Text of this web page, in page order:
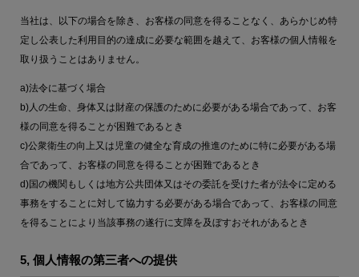
当社は、以下の場合を除き、お客様の同意を得ることなく、あらかじめ特
定し公表した利用目的の達成に必要な範囲を越えて、お客様の個人情報を
取り扱うことはありません。
a)法令に基づく場合
b)人の生命、身体又は財産の保護のために必要がある場合であって、お客
様の同意を得ることが困難であるとき
c)公衆衛生の向上又は児童の健全な育成の推進のために特に必要がある場
合であって、お客様の同意を得ることが困難であるとき
d)国の機関もしくは地方公共団体又はその委託を受けた者が法令に定める
事務をすることに対して協力する必要がある場合であって、お客様の同意
を得ることにより当該事務の遂行に支障を及ぼすおそれがあるとき
5, 個人情報の第三者への提供